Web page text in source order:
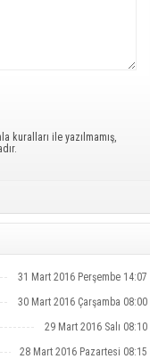
kuralları ile yazılmamış,
31 Mart 2016 Perşembe 14:07
30 Mart 2016 Çarşamba 08:00
29 Mart 2016 Salı 08:10
28 Mart 2016 Pazartesi 08:15